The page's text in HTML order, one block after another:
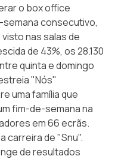
o box office
consecutivo,
nas salas de
de 43%, os 28.130
quinta e domingo
"Nós"
uma família que
fim-de-semana na
em 66 ecrãs.
carreira de "Snu".
de resultados